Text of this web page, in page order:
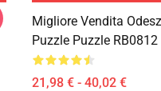
Migliore Vendita
Puzzle Puzzle RB0812
21,98 € - 40,02 €